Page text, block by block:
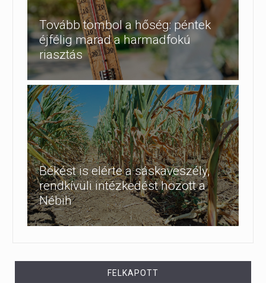
Tovább tombol a hőség: péntek
éjfélig marad a harmadfokú
riasztás
Békést is elérte a sáskaveszély,
rendkívüli intézkedést hozott a
Nébih
FELKAPOTT